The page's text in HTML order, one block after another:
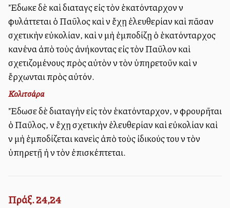
Ἔδωκε δὲ καὶ διαταγὰς εἰς τὸν ἑκατόνταρχον νὰ
φυλάττεται ὁ Παῦλος καὶ νὰ ἔχῃ ἐλευθερίαν καὶ πᾶσαν
σχετικὴν εὐκολίαν, καὶ νὰ μὴ ἐμποδίζῃ ὁ ἑκατόνταρχος
κανένα ἀπὸ τοὺς ἀνήκοντας εἰς τὸν Παῦλον καὶ
σχετιζομένους πρὸς αὐτὸν νὰ τὸν ὑπηρετοῦν καὶ νὰ
ἔρχωνται πρὸς αὐτόν.
Κολιτσάρα
Ἔδωσε δὲ διαταγὴν εἰς τὸν ἑκατόνταρχον, νὰ φρουρῆται
ὁ Παῦλος, νὰ ἔχῃ σχετικὴν ἐλευθερίαν καὶ εὐκολίαν καὶ
νὰ μὴ ἐμποδίζεται κανεὶς ἀπὸ τοὺς ἰδικούς του νὰ τὸν
ὑπηρετῇ ἡ νὰ τὸν ἐπισκέπτεται.
Πράξ. 24,24